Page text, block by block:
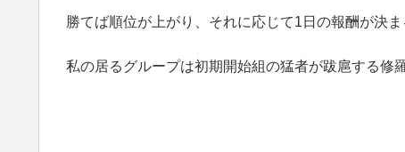
勝てば順位が上がり、それに応じて1日の報酬が決ま
私の居るグループは初期開始組の猛者が跋扈する修